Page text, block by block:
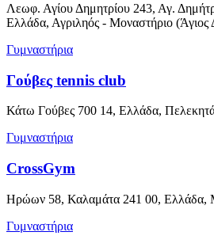
Λεωφ. Αγίου Δημητρίου 243, Αγ.
Ελλάδα, Αγριληός - Μοναστήριο (Άγιος
Γυμναστήρια
Γούβες tennis club
Κάτω Γούβες 700 14, Ελλάδα,
Γυμναστήρια
CrossGym
Ηρώων 58, Καλαμάτα 241 00, Ελλάδα,
Γυμναστήρια